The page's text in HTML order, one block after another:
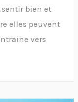
sentir bien et
elles peuvent
vers